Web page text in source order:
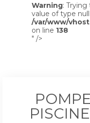
Warning: Trying
value of type
/var/www/
on line 138
" />